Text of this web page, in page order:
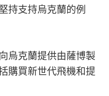
持支持烏克蘭的例
烏克蘭提供由薩博製
購買新世代飛機和提